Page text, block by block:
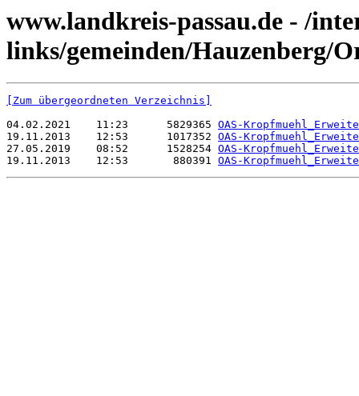
www.landkreis-passau.de - /
links/gemeinden/Hauzenberg/
[Zum übergeordneten Verzeichnis]
04.02.2021    11:23      5829365 OAS-
19.11.2013    12:53      1017352 OAS-
27.05.2019    08:52      1528254 OAS-
19.11.2013    12:53       880391 OAS-